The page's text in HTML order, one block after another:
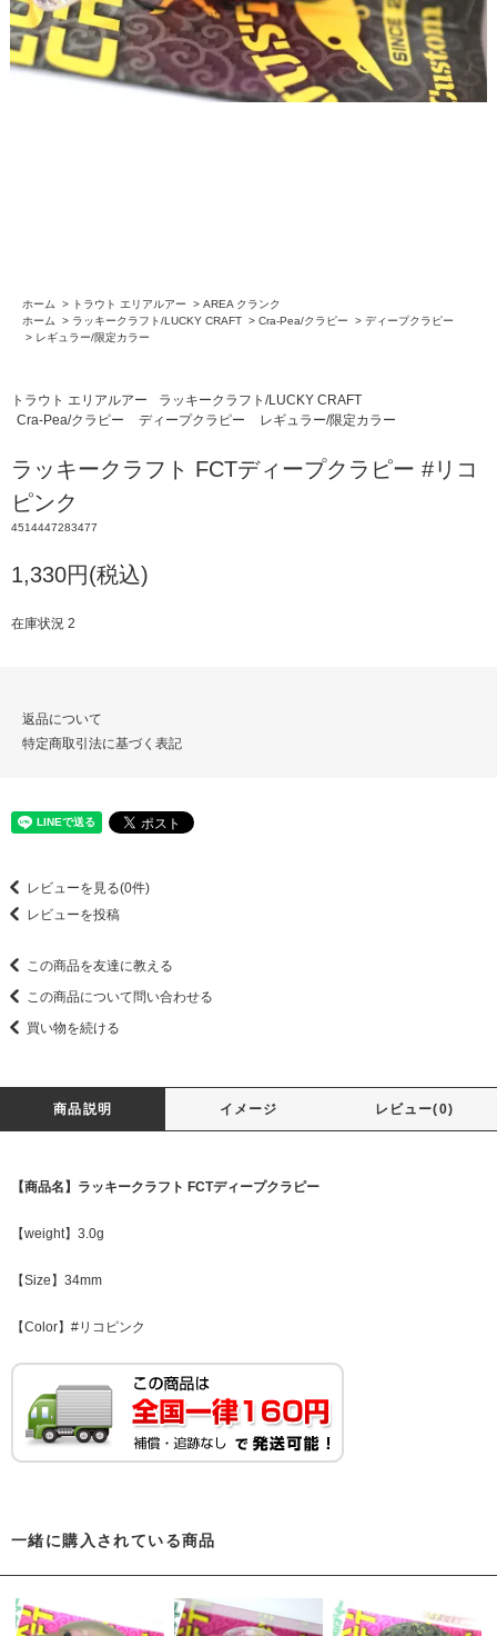
ホーム > トラウト エリアルアー > AREA クランク
ホーム
> ラッキークラフト/LUCKY CRAFT > Cra-Pea/クラピー > ディープクラピー
> レギュラー/限定カラー
トラウト エリアルアー
ラッキークラフト/LUCKY CRAFT
Cra-Pea/クラピー
ディープクラピー レギュラー/限定カラー
ラッキークラフト FCTディープクラピー #リコ
ピンク
4514447283477
1,330円(税込)
在庫状況 2
返品について
特定商取引法に基づく表記
レビューを見る(0件)
レビューを投稿
この商品を友達に教える
この商品について問い合わせる
買い物を続ける
商品説明 イメージ レビュー(0)
【商品名】ラッキークラフト FCTディープクラピー
【weight】3.0g
【Size】34mm
【Color】#リコピンク
一緒に購入されている商品